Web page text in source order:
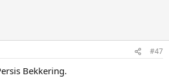
#47
Bekkering.